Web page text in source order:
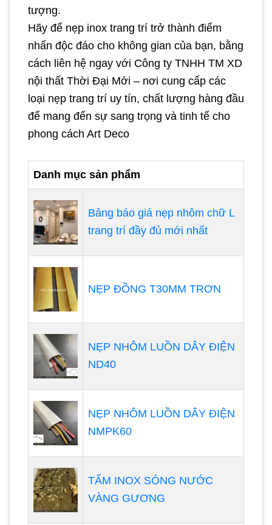
tượng.
Hãy để nẹp inox trang trí trở thành điểm
nhấn độc đáo cho không gian của bạn, bằng
cách liên hệ ngay với Công ty TNHH TM XD
nội thất Thời Đại Mới – nơi cung cấp các
loại nẹp trang trí uy tín, chất lượng hàng đầu
để mang đến sự sang trọng và tinh tế cho
phong cách Art Deco
Danh mục sản phẩm
Bảng báo giá nẹp nhôm chữ L
trang trí đầy đủ mới nhất
NẸP ĐỒNG T30MM TRƠN
NẸP NHÔM LUỒN DÂY ĐIỆN
ND40
NẸP NHÔM LUỒN DÂY ĐIỆN
NMPK60
TẤM INOX SÓNG NƯỚC
VÀNG GƯƠNG